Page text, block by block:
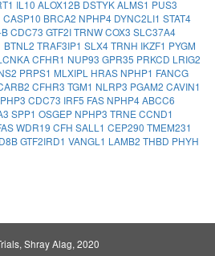
IL10 ALOX12B DSTYKALMS1 PUS3
CASP10 BRCA2 NPHP4 DYNC2LI1 STAT4
CDC73 GTF2ITRNWCOX3 SLC37A4
BTNL2 TRAF3IP1 SLX4TRNH IKZF1 PYGM
CFHR1 NUP93 GPR35 PRKCD LRIG2
PRPS1 MLXIPL HRAS NPHP1 FANCG
CFHR3 TGM1 NLRP3 PGAM2 CAVIN1
CDC73 IRF5 FAS NPHP4ABCC6
SPP1 OSGEP NPHP3 TRNE CCND1
WDR19 CFH SALL1 CEP290 TMEM231
GTF2IRD1 VANGL1 LAMB2 THBD PHYH
Shray Alag, 2020